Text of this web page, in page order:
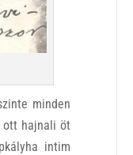
minden
ott hajnali öt
intim